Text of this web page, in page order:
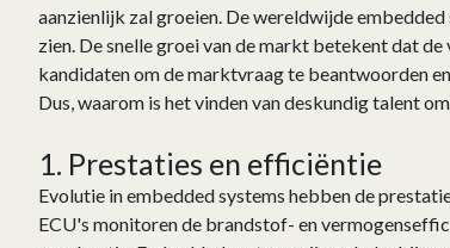
aanzienlijk zal groeien. De wereldwijde
zien. De snelle groei van de markt betekent dat
kandidaten om de marktvraag te beantwoorden
Dus, waarom is het vinden van deskundig talent
1. Prestaties en efficiëntie
Evolutie in embedded systems hebben de
ECU's monitoren de brandstof- en